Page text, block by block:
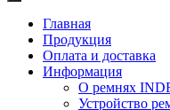
Главная
Продукция
Оплата и доставка
Информация
О ремнях
Устройство